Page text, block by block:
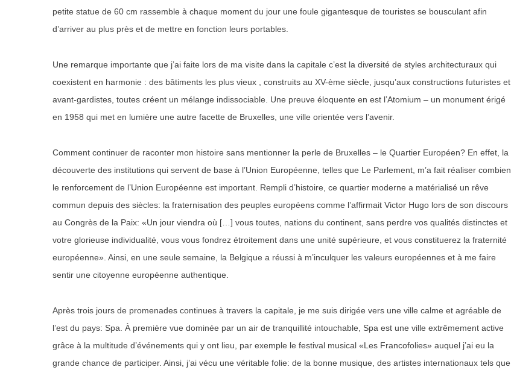
petite statue de 60 cm rassemble à chaque moment du jour une foule gigantesque de touristes se bousculant afin
d’arriver au plus près et de mettre en fonction leurs portables.
Une remarque importante que j’ai faite lors de ma visite dans la capitale c’est la diversité de styles architecturaux qui
coexistent en harmonie : des bâtiments les plus vieux , construits au XV-ème siècle, jusqu’aux constructions futuristes et
avant-gardistes, toutes créent un mélange indissociable. Une preuve éloquente en est l’Atomium – un monument érigé
en 1958 qui met en lumière une autre facette de Bruxelles, une ville orientée vers l’avenir.
Comment continuer de raconter mon histoire sans mentionner la perle de Bruxelles – le Quartier Européen? En effet, la
découverte des institutions qui servent de base à l’Union Européenne, telles que Le Parlement, m’a fait réaliser combien
le renforcement de l’Union Européenne est important. Rempli d’histoire, ce quartier moderne a matérialisé un rêve
commun depuis des siècles: la fraternisation des peuples européens comme l’affirmait Victor Hugo lors de son discours
au Congrès de la Paix: «Un jour viendra où […] vous toutes, nations du continent, sans perdre vos qualités distinctes et
votre glorieuse individualité, vous vous fondrez étroitement dans une unité supérieure, et vous constituerez la fraternité
européenne». Ainsi, en une seule semaine, la Belgique a réussi à m’inculquer les valeurs européennes et à me faire
sentir une citoyenne européenne authentique.
Après trois jours de promenades continues à travers la capitale, je me suis dirigée vers une ville calme et agréable de
l’est du pays: Spa. À première vue dominée par un air de tranquillité intouchable, Spa est une ville extrêmement active
grâce à la multitude d’événements qui y ont lieu, par exemple le festival musical «Les Francofolies» auquel j’ai eu la
grande chance de participer. Ainsi, j’ai vécu une véritable folie: de la bonne musique, des artistes internationaux tels que